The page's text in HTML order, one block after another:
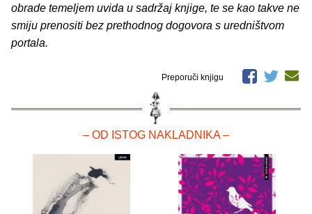
obrade temeljem uvida u sadržaj knjige, te se kao takve ne
smiju prenositi bez prethodnog dogovora s uredništvom
portala.
Preporuči knjigu
– OD ISTOG NAKLADNIKA –